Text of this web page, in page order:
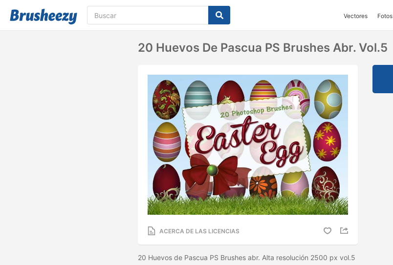
Vectores Fotos
20 Huevos De Pascua PS Brushes Abr. Vol.5
ACERCA DE LAS LICENCIAS
20 Huevos de Pascua PS Brushes abr. Alta resolución 2500 px vol.5